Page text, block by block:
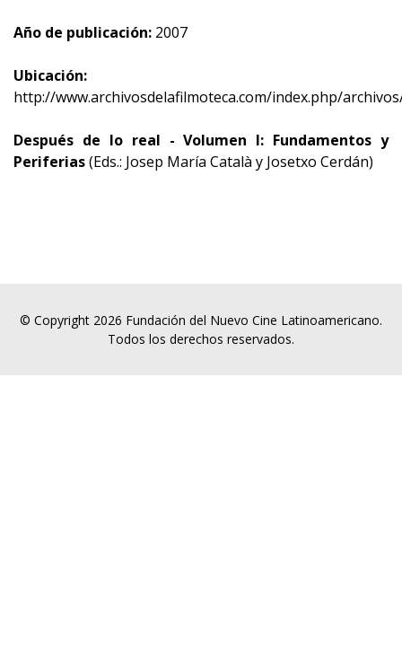
Año de publicación: 2007
Ubicación:
http://www.archivosdelafilmoteca.com/index.php/
Después de lo real - Volumen I: Fundamentos y
Periferias(Eds.: Josep María Català y Josetxo Cerdán)
© Copyright 2026 Fundación del Nuevo Cine Latinoamericano.
Todos los derechos reservados.